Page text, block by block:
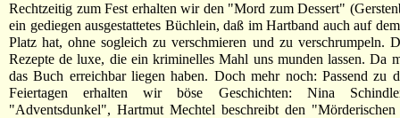
Rechtzeitig zum Fest erhalten wir den "Mord zum Dessert"
ein gediegen ausgestattetes Büchlein, daß im Hartband auch auf
Platz hat, ohne sogleich zu verschmieren und zu verschrumpeln.
Rezepte de luxe, die ein kriminelles Mahl uns munden lassen. Da
das Buch erreichbar liegen haben. Doch mehr noch: Passend zu
Feiertagen erhalten wir böse Geschichten: Nina
"Adventsdunkel", Hartmut Mechtel beschreibt den "Mörderischen